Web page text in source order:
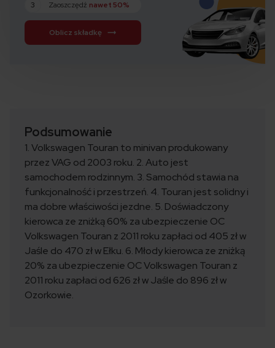
3 Zaoszczędź nawet 50%
Oblicz składkę
Podsumowanie
1. Volkswagen Touran to minivan produkowany
przez VAG od 2003 roku. 2. Auto jest
samochodem rodzinnym. 3. Samochód stawia na
funkcjonalność i przestrzeń. 4. Touran jest solidny i
ma dobre właściwości jezdne. 5. Doświadczony
kierowca ze zniżką 60% za ubezpieczenie OC
Volkswagen Touran z 2011 roku zapłaci od 405 zł w
Jaśle do 470 zł w Ełku. 6. Młody kierowca ze zniżką
20% za ubezpieczenie OC Volkswagen Touran z
2011 roku zapłaci od 626 zł w Jaśle do 896 zł w
Ozorkowie.